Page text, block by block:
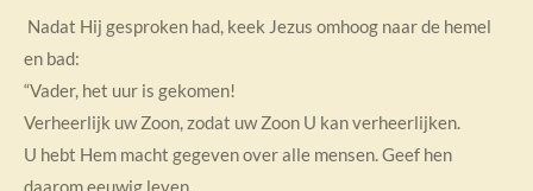
Nadat Hij gesproken had, keek Jezus omhoog naar de hemel
en bad:
“Vader, het uur is gekomen!
Verheerlijk uw Zoon, zodat uw Zoon U kan verheerlijken.
U hebt Hem macht gegeven over alle mensen. Geef hen
daarom eeuwig leven.